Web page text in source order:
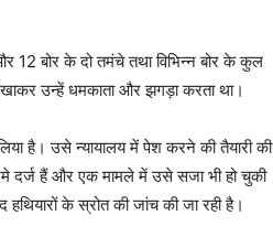
12 बोर के दो तमंचे तथा विभिन्न बोर के कुल
उन्हें धमकाता और झगड़ा करता था।
है। उसे न्यायालय में पेश करने की तैयारी की
दर्ज हैं और एक मामले में उसे सजा भी हो चुकी
हथियारों के स्रोत की जांच की जा रही है।